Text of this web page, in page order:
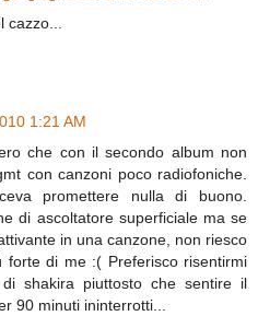
cazzo...
1:21 AM
che con il secondo album non
con canzoni poco radiofoniche.
promettere nulla di buono.
di ascoltatore superficiale ma se
in una canzone, non riesco
di me :( Preferisco risentirmi
shakira piuttosto che sentire il
90 minuti ininterrotti...